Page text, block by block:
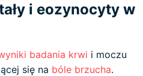
i eozynocyty w
badania krwi i moczu
się na bóle brzucha.